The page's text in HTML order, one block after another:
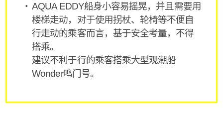
AQUA EDDY船身小容易摇晃，并且需要用
楼梯走动，对于使用拐杖、轮椅等不便自
行走动的乘客而言，基于安全考量，不得
搭乘。
建议不利于行的乘客搭乘大型观潮船
Wonder鸣门号。